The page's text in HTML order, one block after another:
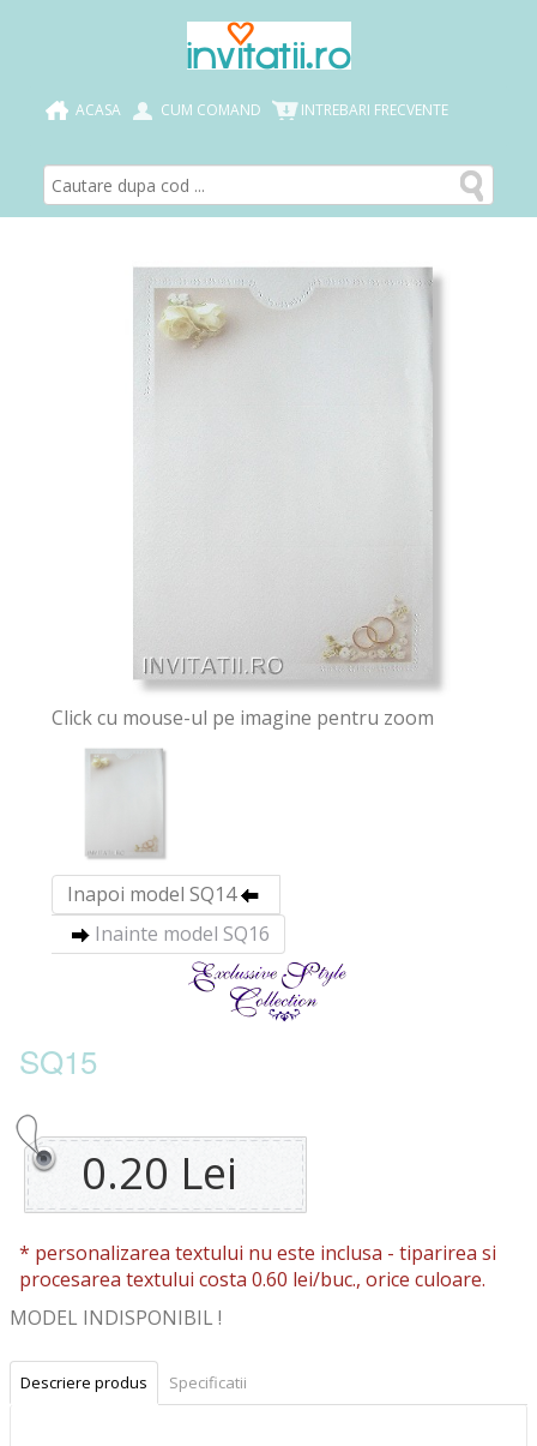
ACASA CUM COMAND INTREBARI FRECVENTE
Click cu mouse-ul pe imagine pentru zoom
Inapoi model SQ14
Inainte model SQ16
SQ15
0.20 Lei
* personalizarea textului nu este inclusa - tiparirea si
procesarea textului costa 0.60 lei/buc., orice culoare.
MODEL INDISPONIBIL !
Descriere produs Specificatii